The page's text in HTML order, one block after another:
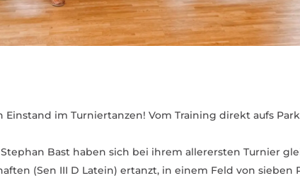
Einstand im Turnier­tanzen! Vom Training direkt aufs
Bast haben sich bei ihrem aller­ersten Turnier
(Sen III D Latein) ertanzt, in einem Feld von sieben